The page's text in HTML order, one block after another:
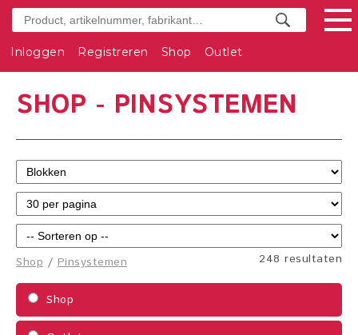
Inloggen Registreren Shop Outlet
SHOP - PINSYSTEMEN
248 resultaten
Shop /Pinsystemen
Shop